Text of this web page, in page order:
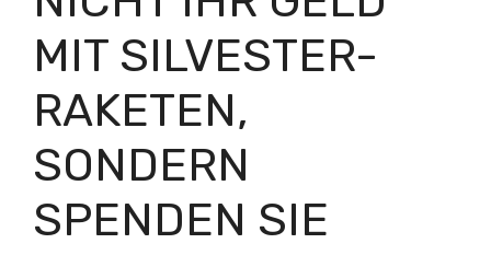
MIT SILVESTER-
RAKETEN,
SONDERN
SPENDEN SIE